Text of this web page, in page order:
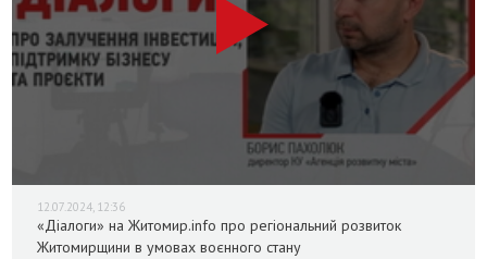
12.07.2024, 12:36
«Діалоги» на Житомир.info про регіональний розвиток
Житомирщини в умовах воєнного стану